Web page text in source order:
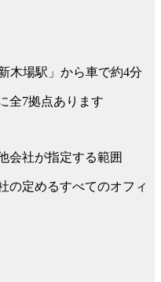
木場駅」から車で約4分
全7拠点あります
会社が指定する範囲
の定めるすべてのオフィ